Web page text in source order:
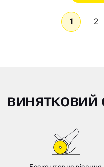
1 2
ВИНЯТКОВИЙ